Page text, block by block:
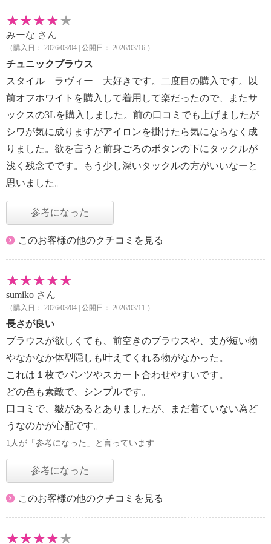
みーな さん
（購入日： 2026/03/04 | 公開日： 2026/03/16 ）
チュニックブラウス
スタイル ラヴィー 大好きです。二度目の購入です。以
前オフホワイトを購入して着用して楽だったので、またサ
ックスの3Lを購入しました。前の口コミでも上げましたが
シワが気に成りますがアイロンを掛けたら気にならなく成
りました。欲を言うと前身ごろのボタンの下にタックルが
浅く残念でです。もう少し深いタックルの方がいいなーと
思いました。
参考になった
このお客様の他のクチコミを見る
sumiko さん
（購入日： 2026/03/04 | 公開日： 2026/03/11 ）
長さが良い
ブラウスが欲しくても、前空きのブラウスや、丈が短い物
やなかなか体型隠しも叶えてくれる物がなかった。
これは１枚でパンツやスカート合わせやすいです。
どの色も素敵で、シンプルです。
口コミで、皺があるとありましたが、まだ着ていない為ど
うなのかが心配です。
1人が「参考になった」と言っています
参考になった
このお客様の他のクチコミを見る